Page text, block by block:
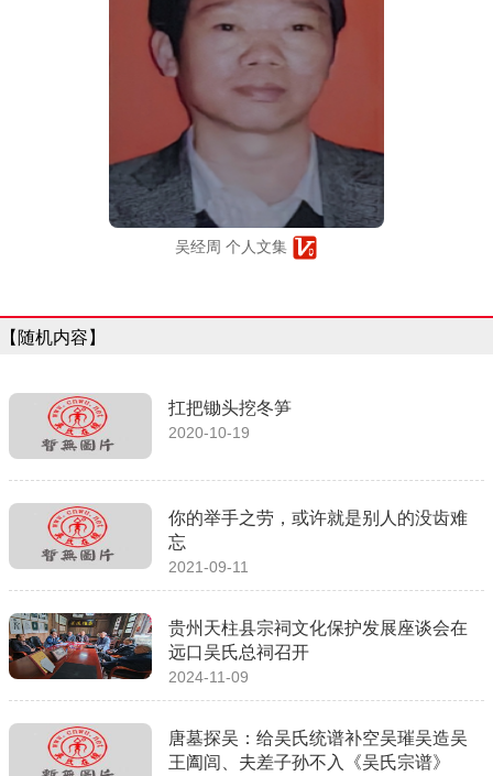
吴经周 个人文集
【随机内容】
扛把锄头挖冬笋
2020-10-19
你的举手之劳，或许就是别人的没齿难
忘
2021-09-11
贵州天柱县宗祠文化保护发展座谈会在
远口吴氏总祠召开
2024-11-09
唐墓探吴：给吴氏统谱补空吴璀吴造吴
王阖闾、夫差子孙不入《吴氏宗谱》